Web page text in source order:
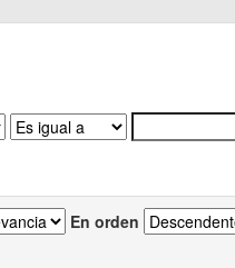
En orden